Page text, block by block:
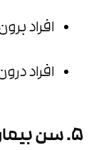
افراد
افراد
5. سن بیمار